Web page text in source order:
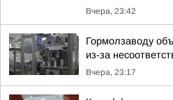
Вчера, 23:42
Гормолзаводу
из-за
Вчера, 23:17